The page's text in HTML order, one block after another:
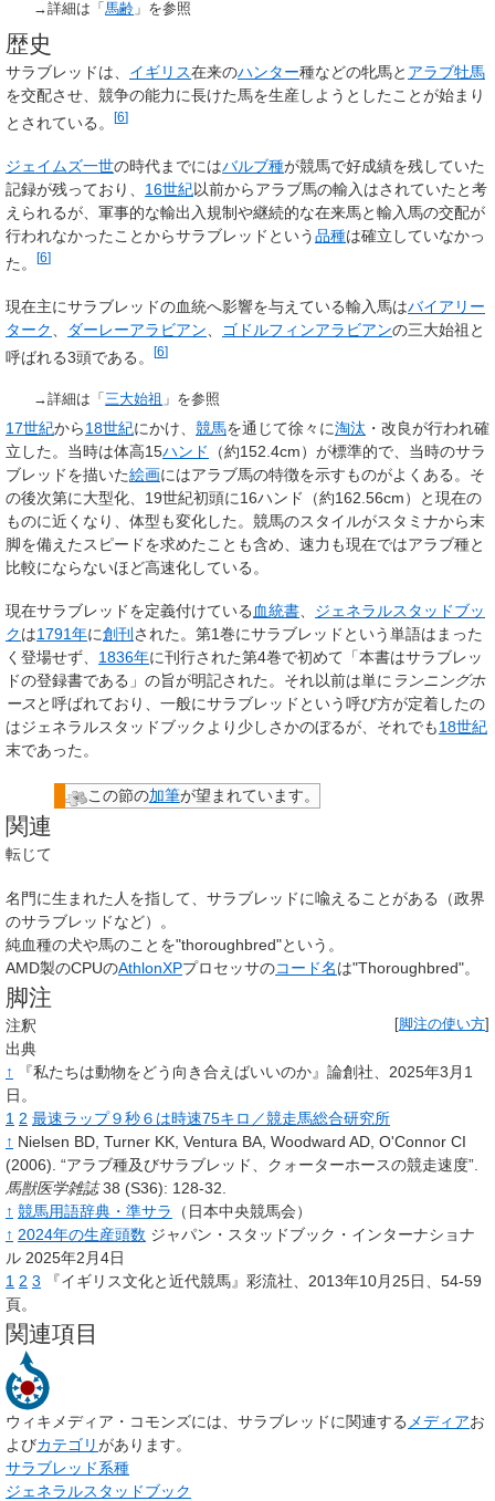
→詳細は「馬齢 」を参照
歴史
サラブレッドは、 イギリス在来のハンター種などの牝馬と アラブ牡馬
を交配させ、競争の能力に長けた馬を生産しようとしたことが始まり
とされている。
[6]
ジェイムズ一世の時代までにはバルブ種が競馬で好成績を残していた
記録が残っており、 16世紀以前からアラブ馬の輸入はされていたと考
えられるが、軍事的な輸出入規制や継続的な在来馬と輸入馬の交配が
行われなかったことからサラブレッドという品種は確立していなかっ
た。
[6]
現在主にサラブレッドの血統へ影響を与えている輸入馬はバイアリー
ターク
ダーレーアラビアン ゴドルフィンアラビアンの三大始祖と
呼ばれる3頭である。
[6]
→詳細は「三大始祖 」を参照
17世紀から18世紀にかけ、 競馬を通じて徐々に淘汰 ・改良が行われ確
立した。当時は体高15ハンド
（約152.4cm）が標準的で、当時のサラ
ブレッドを描いた絵画にはアラブ馬の特徴を示すものがよくある。そ
の後次第に大型化、19世紀初頭に16ハンド（約162.56cm）と現在の
ものに近くなり、体型も変化した。競馬のスタイルがスタミナから末
脚を備えたスピードを求めたことも含め、速力も現在ではアラブ種と
比較にならないほど高速化している。
現在サラブレッドを定義付けている 血統書、 ジェネラルスタッドブッ
クは1791年に創刊 された。第1巻にサラブレッドという単語はまった
く登場せず、 1836年に刊行された第4巻で初めて「本書はサラブレッ
ドの登録書である」の旨が明記された。それ以前は単に ランニングホ
ースと呼ばれており、一般にサラブレッドという呼び方が定着したの
はジェネラルスタッドブックより少しさかのぼるが、それでも18世紀
末であった。
この節の加筆が望まれています。
関連
転じて
名門に生まれた人を指して、 サラブレッドに喩えることがある（政界
のサラブレッドなど）。
純血種の犬や馬のことを"thoroughbred"という。
AMD製のCPUのAthlonXPプロセッサのコード名は"Thoroughbred"。
脚注
[脚注の使い方]
注釈
出典
↑
『私たちは動物をどう向き合えばいいのか』論創社、2025年3月1
日。
1 2 最速ラップ９秒６は時速75キロ／競走馬総合研究所
↑ Nielsen BD, Turner KK, Ventura BA, Woodward AD, O'Connor CI
(2006). “アラブ種及びサラブレッド、クォーターホースの競走速度”.
馬獣医学雑誌 38 (S36): 128-32.
↑ 競馬用語辞典・準サラ
（日本中央競馬会）
↑ 2024年の生産頭数 ジャパン・スタッドブック・インターナショナ
ル 2025年2月4日
1 2 3
『イギリス文化と近代競馬』彩流社、2013年10月25日、54-59
頁。
関連項目
ウィキメディア・コモンズには、 サラブレッドに関連する メディアお
よびカテゴリがあります。
サラブレッド系種
ジェネラルスタッドブック